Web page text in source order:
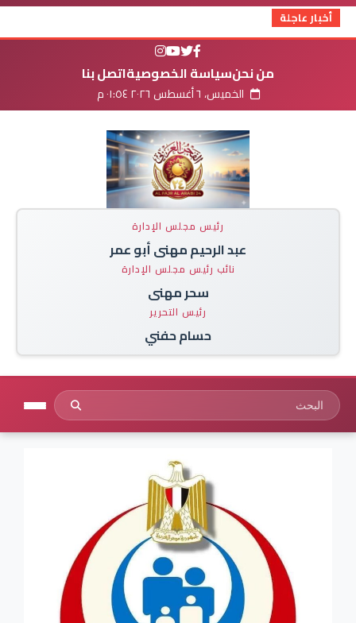
أخبار عاجلة
من نحنسياسة الخصوصيةاتصل بنا
الخميس، ٦ أغسطس ٢٠٢٦ ٠١:٥٤ م
رئيس مجلس الإدارة
عبد الرحيم مهنى أبو عمر
نائب رئيس مجلس الإدارة
سحر مهنى
رئيس التحرير
حسام حفني